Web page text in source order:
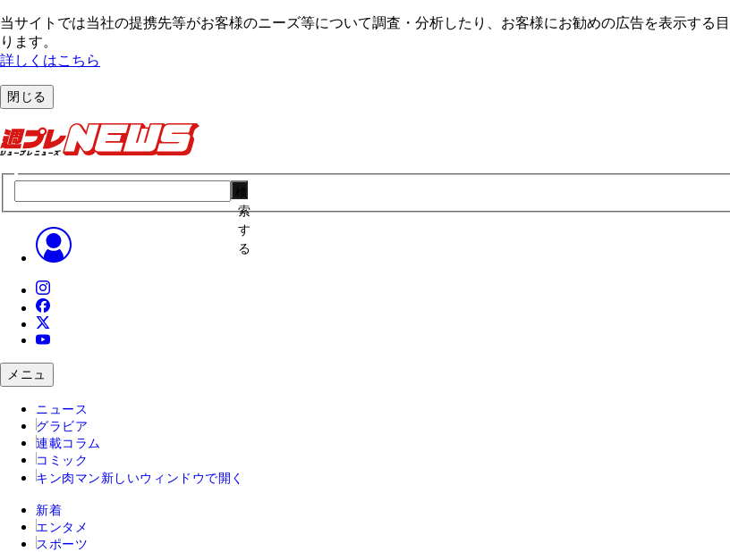
当サイトでは当社の提携先等がお客様のニーズ等について調査・分析したり、お客様にお勧めの広告を表⽰する
ります。
詳しくはこちら
閉じる
索
す
る
メニュ
ニュース
グラビア
連載コラム
コミック
キン肉マン 新しいウィンドウで開く
新着
エンタメ
スポーツ